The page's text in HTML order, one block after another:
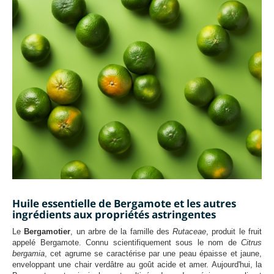
Huile essentielle de Bergamote et les autres
ingrédients aux propriétés astringentes
Le Bergamotier, un arbre de la famille desRutaceae, produit le fruit
appelé Bergamote. Connu scientifiquement sous le nom de Citrus
bergamia, cet agrume se caractérise par une peau épaisse et jaune,
enveloppant une chair verdâtre au goût acide et amer. Aujourd'hui, la